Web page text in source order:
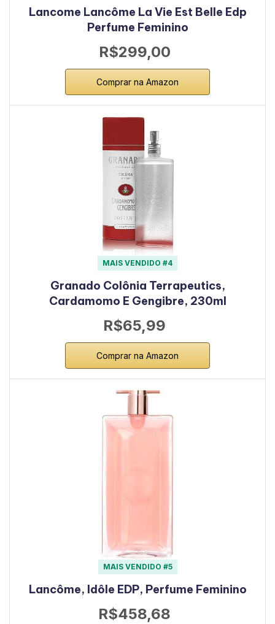
Lancome Lancôme La Vie Est Belle Edp
Perfume Feminino
R$299,00
Comprar na Amazon
MAIS VENDIDO #4
Granado Colônia Terrapeutics,
Cardamomo E Gengibre, 230ml
R$65,99
Comprar na Amazon
MAIS VENDIDO #5
Lancôme, Idôle EDP, Perfume Feminino
R$458,68